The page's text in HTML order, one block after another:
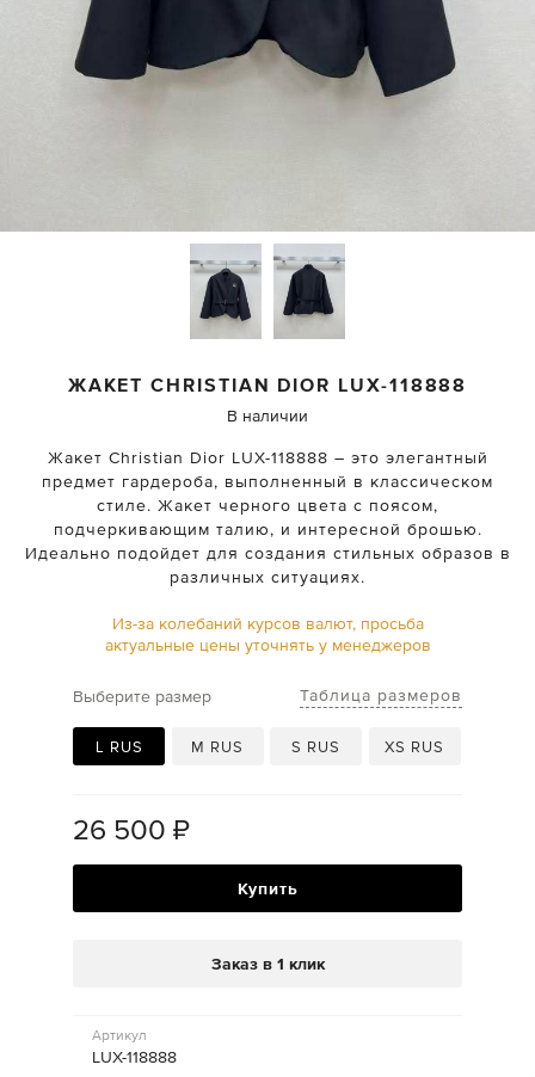
ЖАКЕТCHRISTIAN DIOR LUX-118888
В наличии
Жакет Christian Dior LUX-118888 – это элегантный
предмет гардероба, выполненный в классическом
стиле. Жакет черного цвета с поясом,
подчеркивающим талию, и интересной брошью.
Идеально подойдет для создания стильных образов в
различных ситуациях.
Из-за колебаний курсов валют, просьба
актуальные цены уточнять у менеджеров
Выберите размер Таблица размеров
L RUS M RUS S RUS XS RUS
26 500 ₽
Купить
Заказ в 1 клик
Артикул
LUX-118888